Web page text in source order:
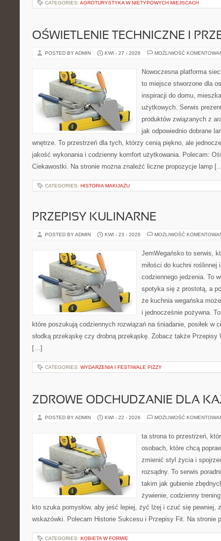
CATEGORIES: AGROTURYSTYKA W NIETYPOWYCH MIEJSCACH
OŚWIETLENIE TECHNICZNE I
POSTED BY ADMIN KWI - 27 - 2026 MOŻLIWOŚĆ
Nowoczesna platforma
to miejsce stworzone dla
inspiracji do domu,
użytkowych. Serwis
produktów związanych z
jak odpowiednio dobrane
wnętrze. To przestrzeń dla tych, którzy cenią piękno, ale
jakość wykonania i codzienny komfort użytkowania. Polecam:
Ciekawostki. Na stronie można znaleźć liczne propozycje lamp
CATEGORIES: HISTORIA MAKIJAŻU
PRZEPISY KULINARNE
POSTED BY ADMIN KWI - 23 - 2026 MOŻLIWOŚĆ
JemWegańsko to serwis,
miłości do kuchni roślinnej
codziennego jedzenia. To
spotyka się z prostotą, a
że kuchnia wegańska
i jednocześnie pożywna.
które poszukują codziennych rozwiązań na śniadanie, posiłek w
słodką przekąskę czy drobną przekąskę. Zobacz także Przepisy
[…]
CATEGORIES: WYDARZENIA I FESTIWALE PIZZY
ZDROWE ODCHUDZANIE DLA
POSTED BY ADMIN KWI - 22 - 2026 MOŻLIWOŚĆ
ta strona to przestrzeń,
osobach, które chcą
zmienić styl życia i
rozsądny. To serwis
takim jak gubienie
żywienie, codzienny
kto szuka pomysłów, aby jeść lepiej, żyć lżej i czuć się pewniej,
wskazówki. Polecam Historie Sukcesu i Przepisy Fit. Na stronie
CATEGORIES: KOBIETA W FORMIE